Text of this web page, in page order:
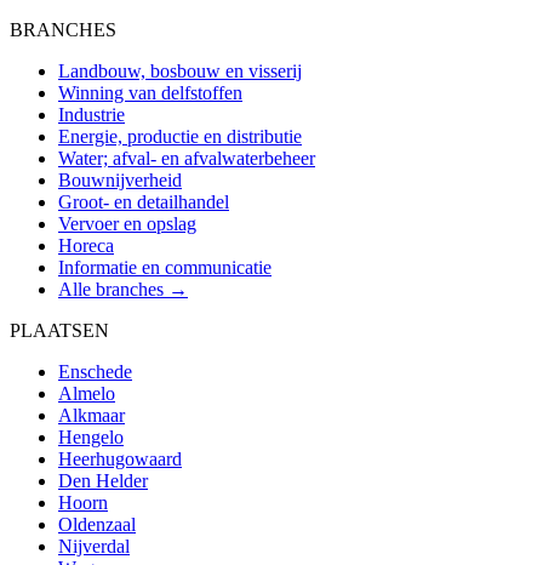
BRANCHES
Landbouw, bosbouw en visserij
Winning van delfstoffen
Industrie
Energie, productie en distributie
Water; afval- en afvalwaterbeheer
Bouwnijverheid
Groot- en detailhandel
Vervoer en opslag
Horeca
Informatie en communicatie
Alle branches →
PLAATSEN
Enschede
Almelo
Alkmaar
Hengelo
Heerhugowaard
Den Helder
Hoorn
Oldenzaal
Nijverdal